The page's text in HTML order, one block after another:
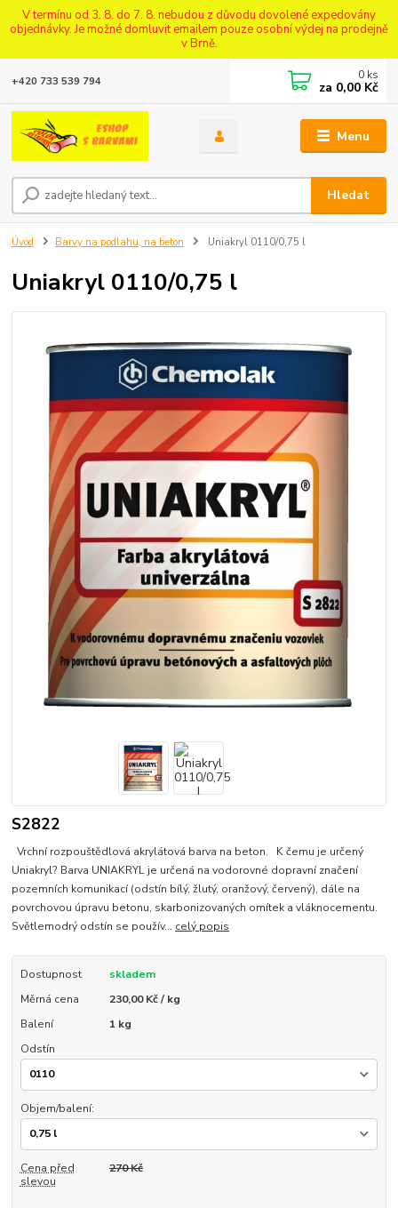
V termínu od 3. 8. do 7. 8. nebudou z důvodu dovolené expedovány
objednávky. Je možné domluvit emailem pouze osobní výdej na prodejně
v Brně.
Menu
Hledat
+420 733 539 794 0 ks
za 0,00 Kč
Úvod Barvy na podlahu, na beton Uniakryl 0110/0,75 l
Uniakryl 0110/0,75 l
S2822
Vrchní rozpouštědlová akrylátová barva na beton. K čemu je určený
Uniakryl? Barva UNIAKRYL je určená na vodorovné dopravní značení
pozemních komunikací (odstín bílý, žlutý, oranžový, červený), dále na
povrchovou úpravu betonu, skarbonizovaných omítek a vláknocementu.
Světlemodrý odstín se použív... celý popis
Dostupnost
skladem
Měrná cena
230,00 Kč / kg
Balení
1 kg
Odstín
Objem/balení:
Cena před
slevou
270 Kč